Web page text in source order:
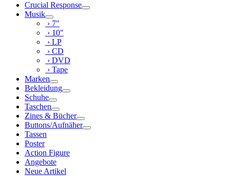
Crucial Response
Musik
› 7"
› 10"
› LP
› CD
› DVD
› Tape
Marken
Bekleidung
Schuhe
Taschen
Zines & Bücher
Buttons/Aufnäher
Tassen
Poster
Action Figure
Angebote
Neue Artikel